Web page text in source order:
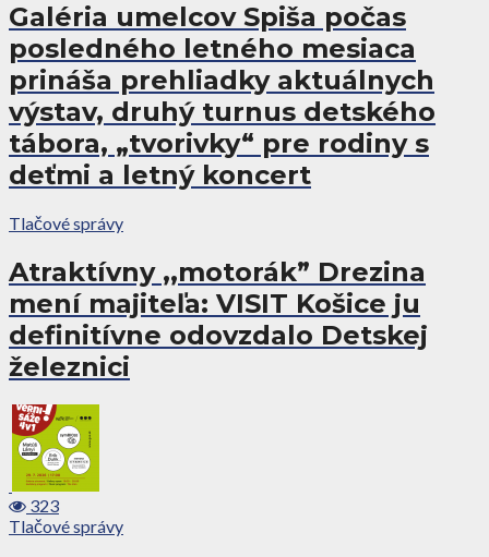
Galéria umelcov Spiša počas
posledného letného mesiaca
prináša prehliadky aktuálnych
výstav, druhý turnus detského
tábora, „tvorivky“ pre rodiny s
deťmi a letný koncert
Tlačové správy
Atraktívny ,,motorák” Drezina
mení majiteľa: VISIT Košice ju
definitívne odovzdalo Detskej
železnici
323
Tlačové správy